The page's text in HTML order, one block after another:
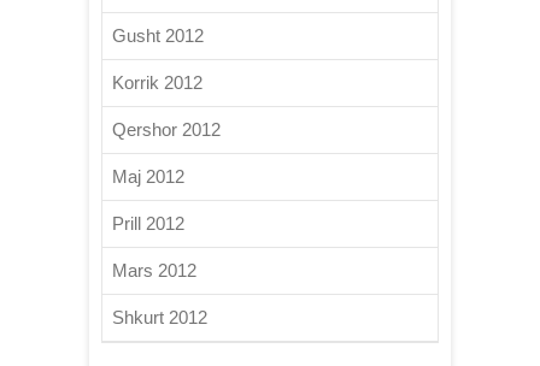
Gusht 2012
Korrik 2012
Qershor 2012
Maj 2012
Prill 2012
Mars 2012
Shkurt 2012